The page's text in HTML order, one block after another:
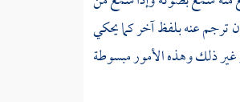
ترجم عنه بلفظ آخر كما يحكي
غير ذلك وهذه الأمور مبسوطة